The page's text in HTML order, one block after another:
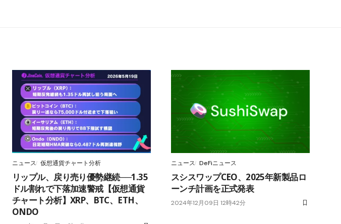
ニュース 仮想通貨チャート分析
リップル、戻り売り優勢継続──1.35
ドル割れで下落加速警戒【仮想通貨
チャート分析】XRP、BTC、ETH、
ONDO
ニュース DeFiニュース
スシスワップCEO、2025年新製品ロ
ーンチ計画を正式発表
2024年12月09日 12時42分